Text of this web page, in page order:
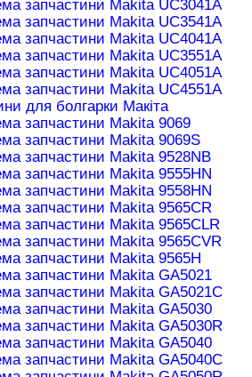
запчастини Makita UC3041A
запчастини Makita UC3541A
запчастини Makita UC4041A
запчастини Makita UC3551A
запчастини Makita UC4051A
запчастини Makita UC4551A
для болгарки Макіта
запчастини Makita 9069
запчастини Makita 9069S
запчастини Makita 9528NB
запчастини Makita 9555HN
запчастини Makita 9558HN
запчастини Makita 9565CR
запчастини Makita 9565CLR
запчастини Makita 9565CVR
запчастини Makita 9565H
запчастини Makita GA5021
запчастини Makita GA5021C
запчастини Makita GA5030
запчастини Makita GA5030R
запчастини Makita GA5040
запчастини Makita GA5040C